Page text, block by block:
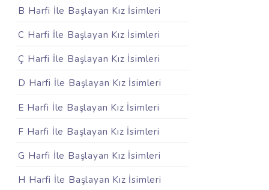
B Harfi İle Başlayan Kız İsimleri
C Harfi İle Başlayan Kız İsimleri
Ç Harfi İle Başlayan Kız İsimleri
D Harfi İle Başlayan Kız İsimleri
E Harfi İle Başlayan Kız İsimleri
F Harfi İle Başlayan Kız İsimleri
G Harfi İle Başlayan Kız İsimleri
H Harfi İle Başlayan Kız İsimleri